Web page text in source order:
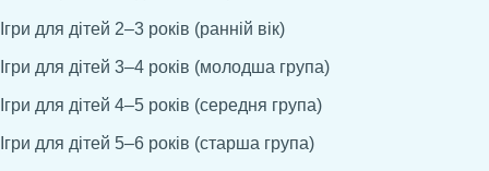
Ігри для дітей 2–3 років (ранній вік)
Ігри для дітей 3–4 років (молодша група)
Ігри для дітей 4–5 років (середня група)
Ігри для дітей 5–6 років (старша група)